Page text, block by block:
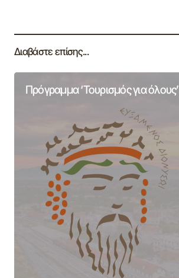
Διαβάστε επίσης...
Πρόγραμμα ‘Τουρισμός για όλους’